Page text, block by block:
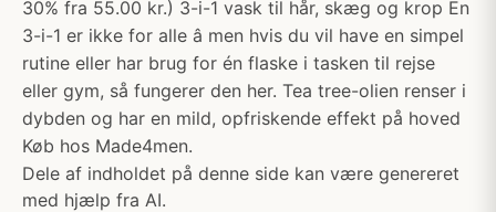
30% fra 55.00 kr.) 3-i-1 vask til hår, skæg og krop En
3-i-1 er ikke for alle â men hvis du vil have en simpel
rutine eller har brug for én flaske i tasken til rejse
eller gym, så fungerer den her. Tea tree-olien renser i
dybden og har en mild, opfriskende effekt på hoved
Køb hos Made4men.
Dele af indholdet på denne side kan være genereret
med hjælp fra AI.